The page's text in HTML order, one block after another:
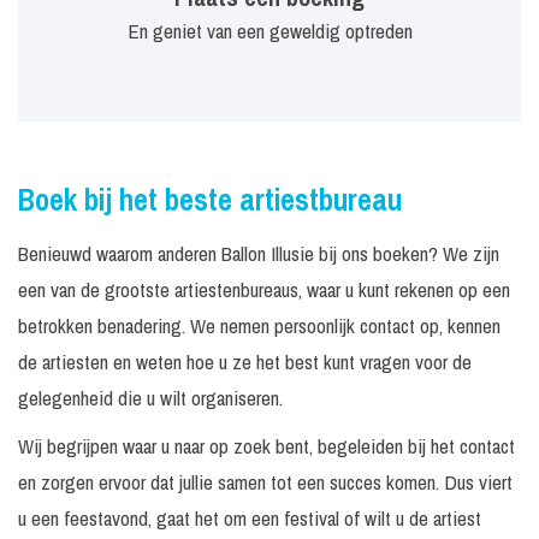
En geniet van een geweldig optreden
Boek bij het beste artiestbureau
Benieuwd waarom anderen Ballon Illusie bij ons boeken? We zijn
een van de grootste artiestenbureaus, waar u kunt rekenen op een
betrokken benadering. We nemen persoonlijk contact op, kennen
de artiesten en weten hoe u ze het best kunt vragen voor de
gelegenheid die u wilt organiseren.
Wij begrijpen waar u naar op zoek bent, begeleiden bij het contact
en zorgen ervoor dat jullie samen tot een succes komen. Dus viert
u een feestavond, gaat het om een festival of wilt u de artiest